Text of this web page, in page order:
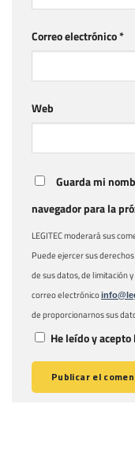
Correo electrónico*
Web
Guarda mi
navegador para la
LEGITEC moderará sus
Puede ejercer sus
de sus datos, de limitación
correo electrónico
de proporcionarnos sus
He leído y acepto